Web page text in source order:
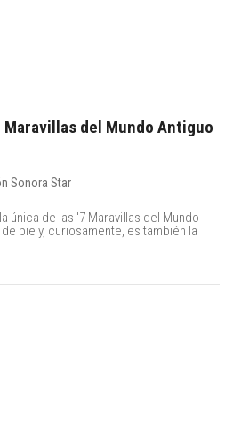
Maravillas del Mundo Antiguo
Sonora Star
única de las '7 Maravillas del Mundo
pie y, curiosamente, es también la